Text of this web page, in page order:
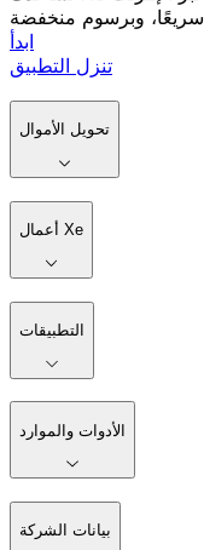
سريعًا، وبرسوم منخفضة
ابدأ
تنزل التطبيق
تحويل الأموال
أعمال Xe
التطبيقات
الأدوات والموارد
بيانات الشركة